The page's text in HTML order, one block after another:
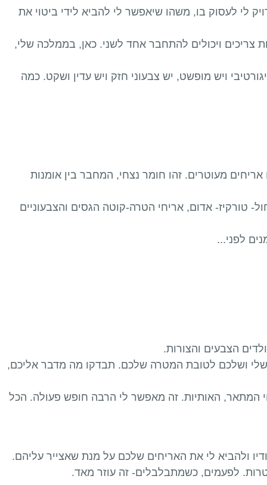
לי לעסוק בו, משהו שיאפשר לי להביא לידי ביטוי את
ירק- הבנתי שחלומות צריכים ויכולים להתחבר אחד לשני. כאן, בממלכה שלי,
ויש מופשט, יש צבעוני חזק ויש עדין ושקט. כמה
מעוטרים. זהו חומר נצחי, המחבר בין אומנות
טורקיז- אדום, אריחי הטרה-קוטה הגסים והצבעוניים
לפני...
הצבעים והצורות.
שלי ושלכם לטובת המטרה שלכם. תבדקו מה מדבר אליכם,
המתאר, האותיות. זה מאפשר לי הרבה חופש פעולה. הכל
ולהביא לי את האריחים שלכם על מנת שאצייר עליהם.
לפעמים, כשמתבלבלים- זה עוזר מאד.